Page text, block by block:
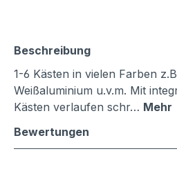
Beschreibung
1-6 Kästen in vielen Farben
Weißaluminium u.v.m. Mit
Kästen verlaufen schr… Mehr
Bewertungen